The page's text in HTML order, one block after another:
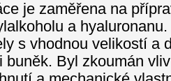
je zaměřena na
a
s vhodnou velikostí a
buněk. Byl zkoumán